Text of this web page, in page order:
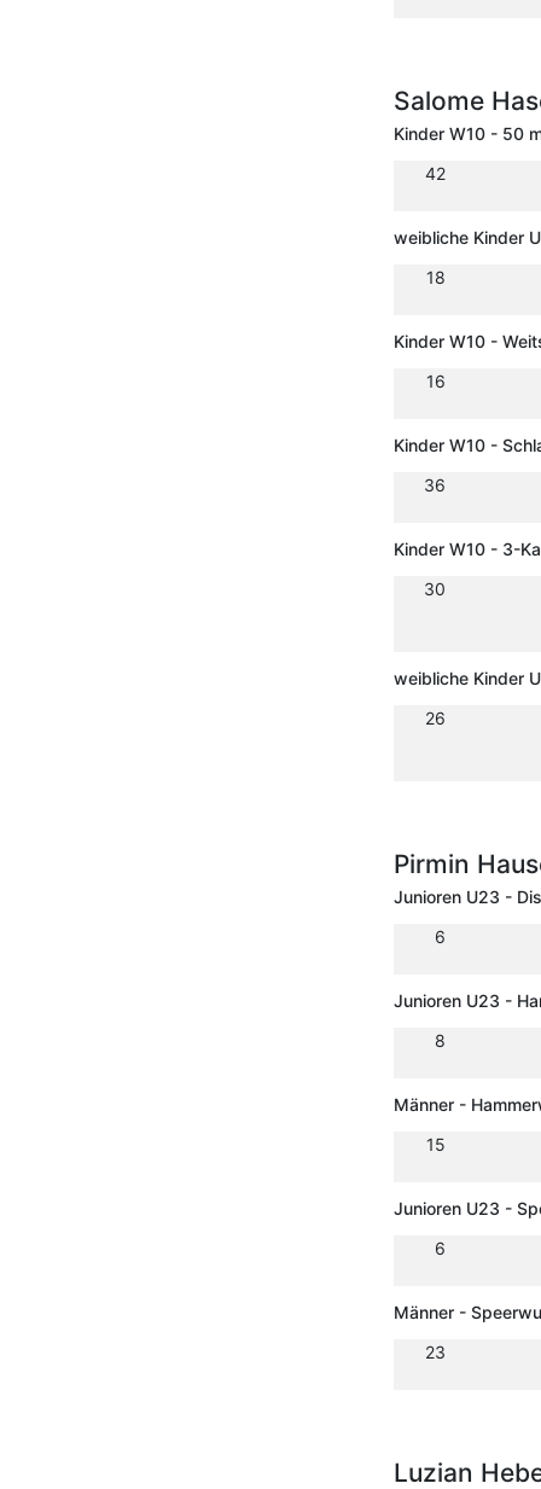
Salome
Kinder W10 - 50
42
weibliche Kinder
18
Kinder W10 -
16
Kinder W10 -
36
Kinder W10 - 3-
30
weibliche Kinder
26
Pirmin
Junioren U23 -
6
Junioren U23 -
8
Männer -
15
Junioren U23 -
6
Männer -
23
Luzian